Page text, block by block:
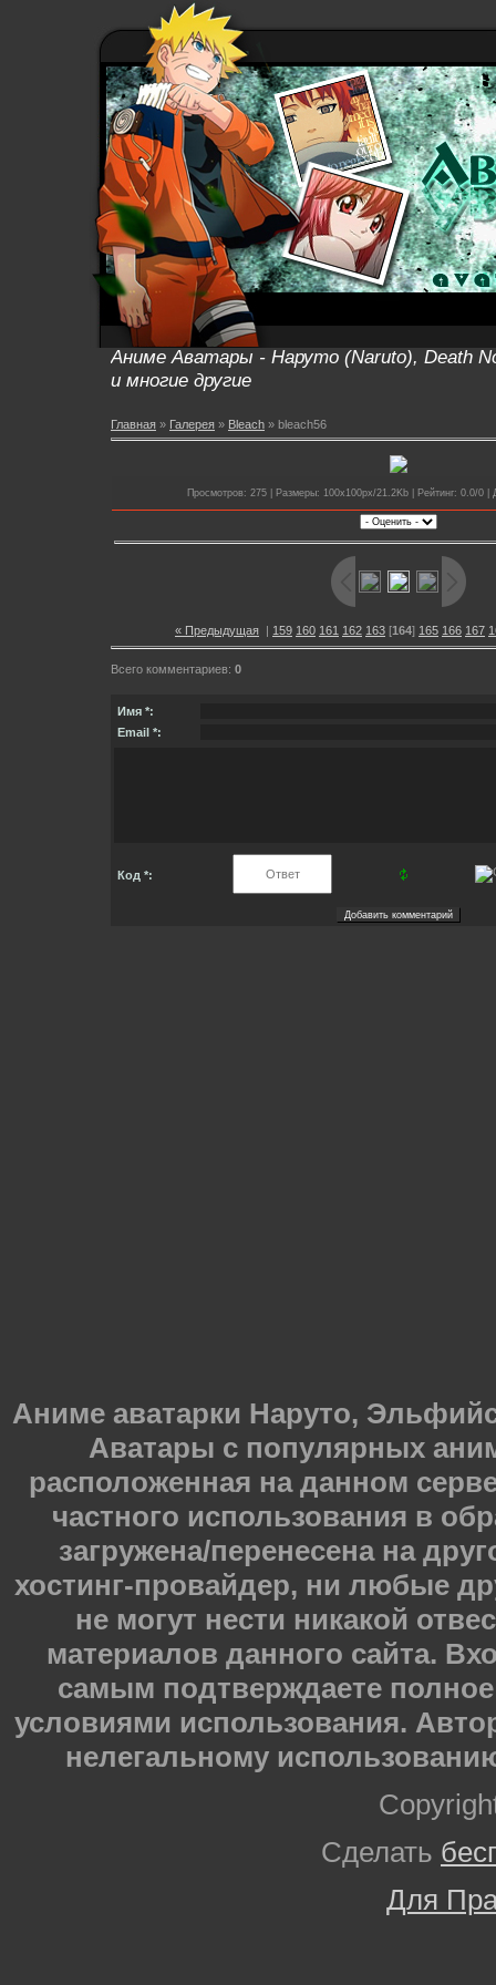
Аниме Аватары - Наруто (Naruto), Death
и многие другие
Главная » Галерея » Bleach » bleach56
Просмотров: 275 | Размеры: 100x100px/21.2Kb | Рейтинг: 0.0/0 |
« Предыдущая | 159 160 161 162 163 [164] 165 166 167
Всего комментариев: 0
Имя *:
Email *:
Код *:
Аниме аватарки Наруто,
Аватары с популярных
расположенная на данном
частного использования в
загружена/перенесена на
хостинг-провайдер, ни любые
не могут нести никакой
материалов данного сайта.
самым подтверждаете
условиями использования.
нелегальному
Сделать
Для